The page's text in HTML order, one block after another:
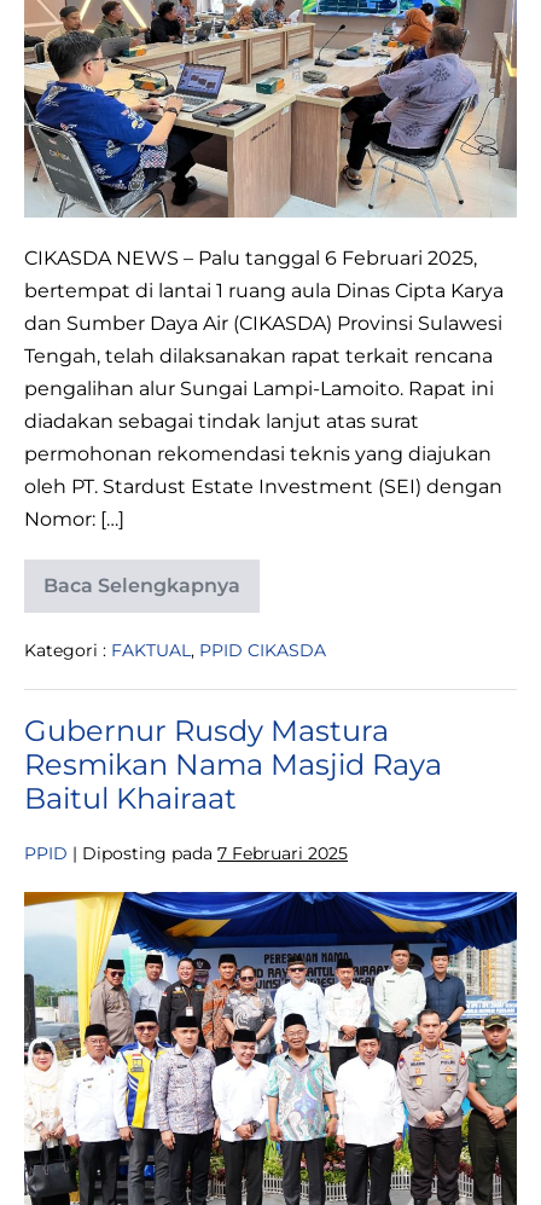
Sungai
Lampi-
Lamoito
di
Dinas
CIKASDA
Sulawesi
CIKASDA NEWS – Palu tanggal 6 Februari 2025,
bertempat di lantai 1 ruang aula Dinas Cipta Karya
dan Sumber Daya Air (CIKASDA) Provinsi Sulawesi
Tengah, telah dilaksanakan rapat terkait rencana
pengalihan alur Sungai Lampi-Lamoito. Rapat ini
diadakan sebagai tindak lanjut atas surat
permohonan rekomendasi teknis yang diajukan
oleh PT. Stardust Estate Investment (SEI) dengan
Nomor: […]
Baca Selengkapnya
Rapat
Rencana
Alur
Lampi-
di
Dinas
CIKASDA
Sulawesi
Tengah
Kategori : FAKTUAL, PPID CIKASDA
Gubernur Rusdy Mastura
Resmikan Nama Masjid Raya
Baitul Khairaat
PPID | Diposting pada 7 Februari 2025
Gubernur
Rusdy
Mastura
Resmikan
Nama
Masjid
Raya
Baitul
Khairaat